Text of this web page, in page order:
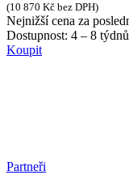
(10 870 Kč bez DPH)
Nejnižší cena za
Dostupnost: 4 – 8 týdnů
Koupit
Partneři